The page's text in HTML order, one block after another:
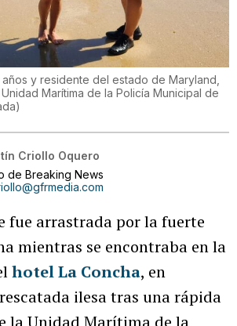
y residente del estado de Maryland,
Marítima de la Policía Municipal de
)
Criollo Oquero
de Breaking News
fue arrastrada por la fuerte
mientras se encontraba en la
hotel La Concha, en
ilesa tras una rápida
la Unidad Marítima de la